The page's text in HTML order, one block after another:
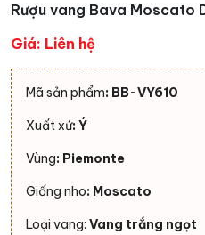
Rượu vang Bava Moscato
Giá: Liên hệ
Mã sản phẩm: BB-VY610
Xuất xứ: Ý
Vùng: Piemonte
Giống nho: Moscato
Loại vang: Vang trắng ngọt